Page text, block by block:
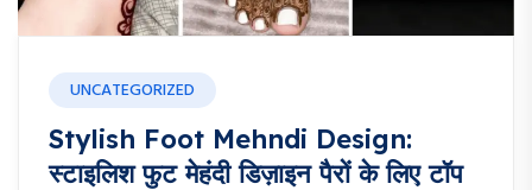
UNCATEGORIZED
Stylish Foot Mehndi Design:
स्टाइलिश फुट मेहंदी डिज़ाइन पैरों के लिए टॉप